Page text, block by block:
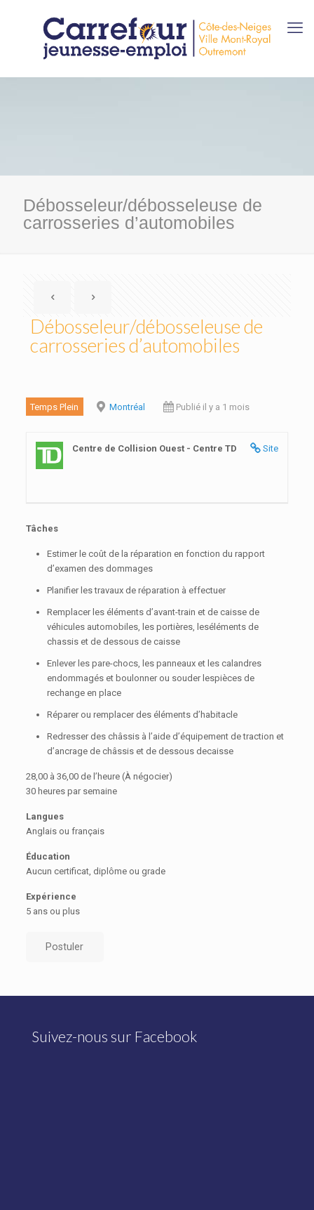
Débosseleur/débosseleuse de
carrosseries d’automobiles
Débosseleur/débosseleuse de
carrosseries d’automobiles
Temps Plein Montréal Publié il y a 1 mois
Site
Centre de Collision Ouest - Centre TD
Tâches
Estimer le coût de la réparation en fonction du rapport
d’examen des dommages
Planifier les travaux de réparation à effectuer
Remplacer les éléments d’avant-train et de caisse de
véhicules automobiles, les portières, leséléments de
chassis et de dessous de caisse
Enlever les pare-chocs, les panneaux et les calandres
endommagés et boulonner ou souder lespièces de
rechange en place
Réparer ou remplacer des éléments d’habitacle
Redresser des châssis à l’aide d’équipement de traction et
d’ancrage de châssis et de dessous decaisse
28,00 à 36,00 de l’heure (À négocier)
30 heures par semaine
Langues
Anglais ou français
Éducation
Aucun certificat, diplôme ou grade
Expérience
5 ans ou plus
Suivez-nous sur Facebook